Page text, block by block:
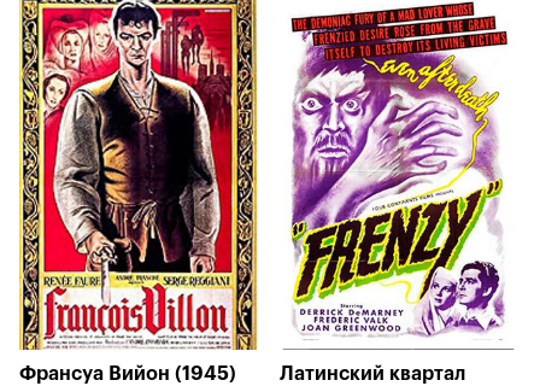
Франсуа Вийон (1945)
Латинский квартал